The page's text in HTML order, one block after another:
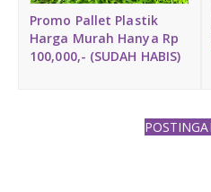
Promo Pallet Plastik
Harga Murah Hanya Rp
100,000,- (SUDAH HABIS)